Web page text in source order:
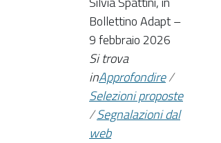
Bollettino Adapt –
9 febbraio 2026
Si trova
inApprofondire/
Selezioni proposte
/Segnalazioni dal
web